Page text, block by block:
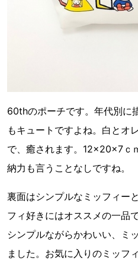
60thのポーチです。年代別に
もキュートですよね。白とオ
で、癒されます。12×20×7ｃ
納力も言うことなしですね。
裏面はシンプルなミッフィー
フィ好きにはオススメの一品
シンプルながらかわいい、ミ
ました。お気に入りのミッフ